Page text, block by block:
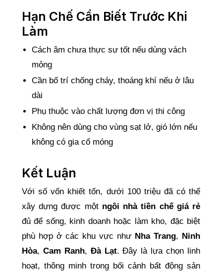
Hạn Chế Cần Biết Trước Khi
Làm
Cách âm chưa thực sự tốt nếu dùng vách
mỏng
Cần bố trí chống cháy, thoáng khí nếu ở lâu
dài
Phụ thuộc vào chất lượng đơn vị thi công
Không nên dùng cho vùng sạt lở, gió lớn nếu
không có gia cố móng
Kết Luận
Với số vốn khiết tốn, dưới 100 triệu đã có thể
xây dựng được một ngôi nhà tiền chế giá rẻ
đủ để sống, kinh doanh hoặc làm kho, đặc biệt
phù hợp ở các khu vực như Nha Trang, Ninh
Hòa, Cam Ranh, Đà Lạt. Đây là lựa chọn linh
hoạt, thông minh trong bối cảnh bất động sản